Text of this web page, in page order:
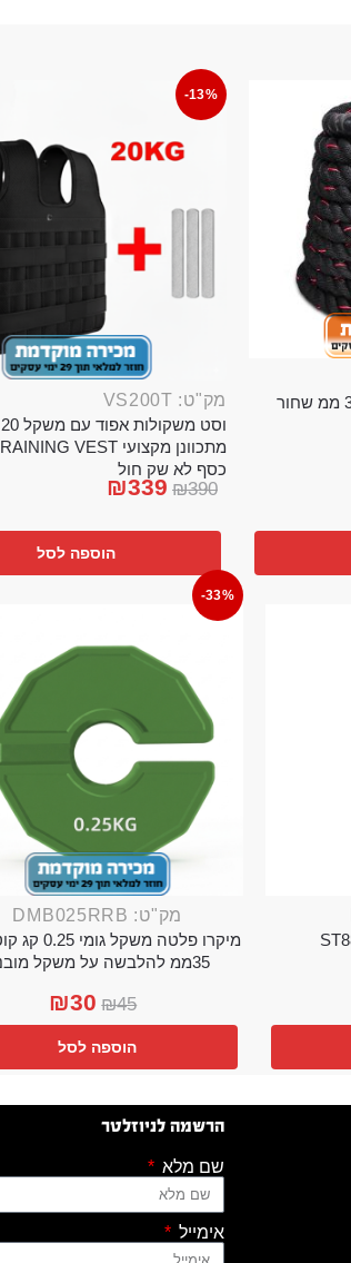
חבל ניעור קרוספיט 9 מטר 38 ממ שחור
-13%
מק"ט: VS200T
כסף לא שק חול
₪390
₪339
הוספה לסל
-33%
מק"ט: DMB025RRB
מיקרו פלטה
35ממ להלבשה על משקל מובנה
₪45
₪30
הוספה לסל
הרשמה לניוזלטר
שם מלא
אימייל